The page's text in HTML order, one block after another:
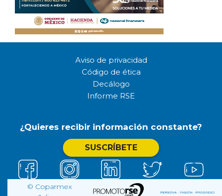
Aviso de privacidad
Código de ética
Decálogo
Informe RSE
¿Quieres recibir información constante?
SUSCRÍBETE
© Coparmex